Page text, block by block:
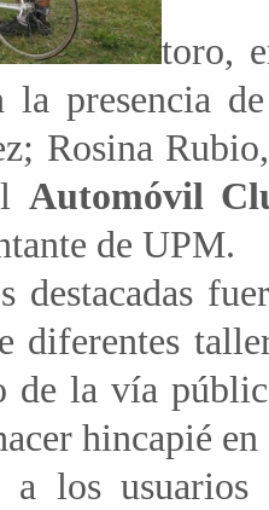
toro,
la presencia
Rosina
Automóvil
de UPM.
destacadas
diferentes
de la vía
hincapié
a los